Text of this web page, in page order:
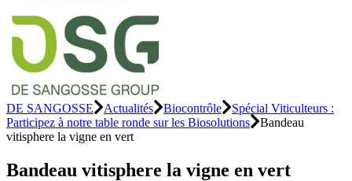
DE SANGOSSE Actualités Biocontrôle
Spécial Viticulteurs :
Participez à notre table ronde sur les Biosolutions
Bandeau
vitisphere la vigne en vert
Bandeau vitisphere la vigne en vert